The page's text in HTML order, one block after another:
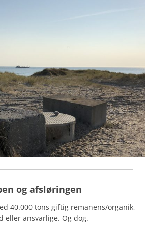
og afsløringen
40.000 tons giftig remanens/organik,
eller ansvarlige. Og dog.